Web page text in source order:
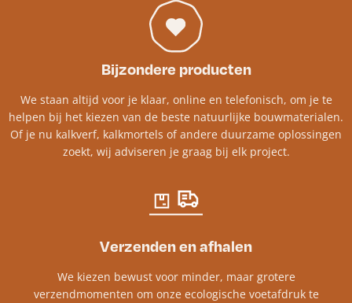
Bijzondere producten
We staan altijd voor je klaar, online en telefonisch, om je te
helpen bij het kiezen van de beste natuurlijke bouwmaterialen.
Of je nu kalkverf, kalkmortels of andere duurzame oplossingen
zoekt, wij adviseren je graag bij elk project.​
Verzenden en afhalen
We kiezen bewust voor minder, maar grotere
verzendmomenten om onze ecologische voetafdruk te